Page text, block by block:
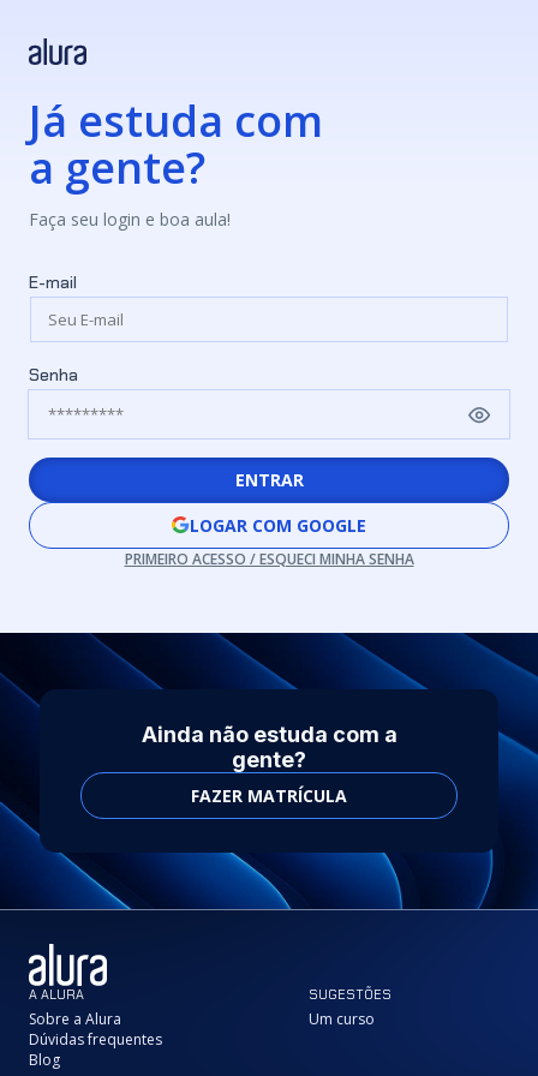
Já estuda com
a gente?
Faça seu login e boa aula!
E-mail
Senha
ENTRAR
LOGAR COM GOOGLE
PRIMEIRO ACESSO / ESQUECI MINHA SENHA
Ainda não estuda com a
gente?
FAZER MATRÍCULA
A ALURA
Sobre a Alura
Dúvidas frequentes
Blog
SUGESTÕES
Um curso